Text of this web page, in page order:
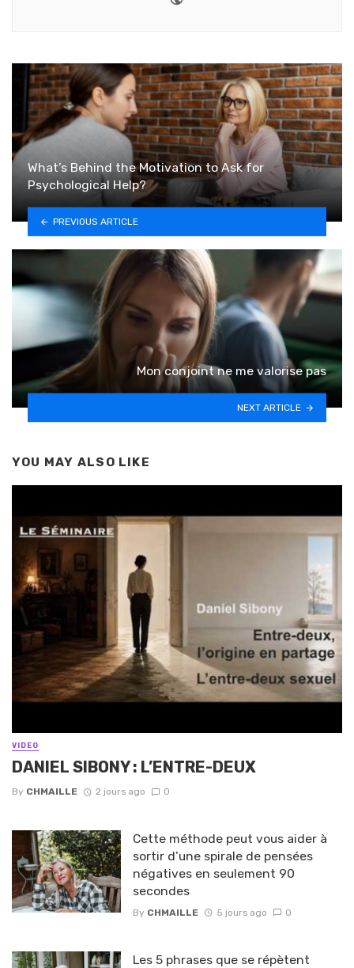
What’s Behind the Motivation to Ask for
Psychological Help?
PREVIOUS ARTICLE
Mon conjoint ne me valorise pas
NEXT ARTICLE
YOU MAY ALSO LIKE
VIDEO
DANIEL SIBONY : L’ENTRE-DEUX
By CHMAILLE 2 jours ago 0
Cette méthode peut vous aider à
sortir d’une spirale de pensées
négatives en seulement 90
secondes
By CHMAILLE 5 jours ago 0
Les 5 phrases que se répètent